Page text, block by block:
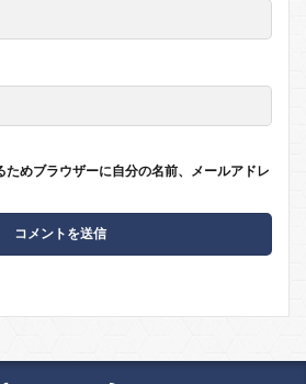
ためブラウザーに自分の名前、メールアドレ